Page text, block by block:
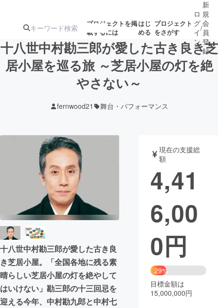
プロジェクトを掲
載するには
はじ
める
プロジェクト
をさがす
注目の新着プロ募集終了が近いプ
テクノロジー・ガジェット
映像・映画 書籍・雑誌
ビジネス・起業 チャレンジ
CAMPFIRE for Social Good
CAMPFIRE Creation
CAMPFIREふるさと納税 machi-ya コミュニティ
ロ
グ
イ
ン
/
新
規
会
員
登
録
十八世中村勘三郎が愛した古き良き芝
居小屋を巡る旅 ～芝居小屋の灯を絶
やさない～
fernwood21 舞台・パフォーマンス
十八世中村勘三郎が愛した古き良
き芝居小屋。「全国各地に残る素
晴らしい芝居小屋の灯を絶やして
はいけない」勘三郎の十三回忌を
迎える今年、中村勘九郎と中村七
現在の支援総
額
4,41
6,00
0円
29%
目標金額は
15,000,000円